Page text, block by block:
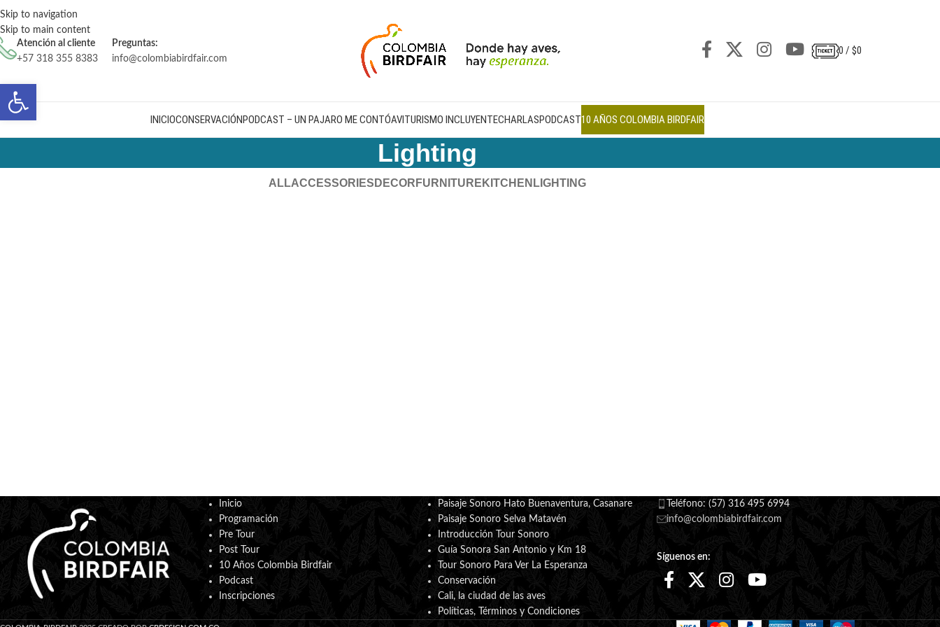
contenido
Skip to navigation
Skip to main content
Atención al cliente
+57 318 355 8383
Preguntas:
info@colombiabirdfair.com
0 / $0
INICIOCONSERVACIÓNPODCAST – UN PAJARO ME CONTÓAVITURISMO INCLUYENTECHARLASPODCAST10 AÑOS COLOMBIA BIRDFAIR
Lighting
ALLACCESSORIES DECOR FURNITURE KITCHEN LIGHTING
Inicio
Programación
Pre Tour
Post Tour
10 Años Colombia Birdfair
Podcast
Inscripciones
Paisaje Sonoro Hato Buenaventura, Casanare
Paisaje Sonoro Selva Matavén
Introducción Tour Sonoro
Guía Sonora San Antonio y Km 18
Tour Sonoro Para Ver La Esperanza
Conservación
Cali, la ciudad de las aves
Políticas, Términos y Condiciones
Teléfono: (57) 316 495 6994
info@colombiabirdfair.com
Síguenos en:
Abrir barra de herramientas